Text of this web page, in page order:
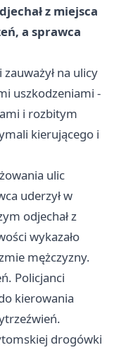
z miejsca
a sprawca
na ulicy
uszkodzeniami -
i rozbitym
kierującego i
ulic
uderzył w
odjechał z
wykazało
mężczyzny.
Policjanci
kierowania
drogówki